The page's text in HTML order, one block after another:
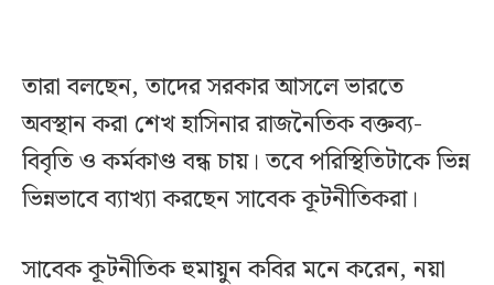
তারা বলছেন, তাদের সরকার আসলে ভারতে
অবস্থান করা শেখ হাসিনার রাজনৈতিক বক্তব্য-
বিবৃতি ও কর্মকাণ্ড বন্ধ চায়। তবে পরিস্থিতিটাকে ভিন্ন
ভিন্নভাবে ব্যাখ্যা করছেন সাবেক কূটনীতিকরা।
সাবেক কূটনীতিক হুমায়ুন কবির মনে করেন, নয়া